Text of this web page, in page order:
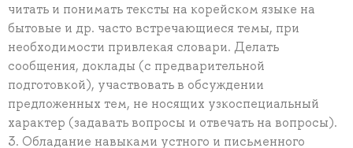
читать и понимать тексты на корейском языке на
бытовые и др. часто встречающиеся темы, при
необходимости привлекая словари. Делать
сообщения, доклады (с предварительной
подготовкой), участвовать в обсуждении
предложенных тем, не носящих узкоспециальный
характер (задавать вопросы и отвечать на вопросы).
3. Обладание навыками устного и письменного